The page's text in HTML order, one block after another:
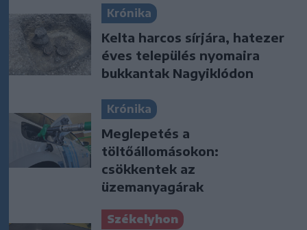
Krónika
Kelta harcos sírjára, hatezer
éves település nyomaira
bukkantak Nagyiklódon
Krónika
Meglepetés a
töltőállomásokon:
csökkentek az
üzemanyagárak
Székelyhon